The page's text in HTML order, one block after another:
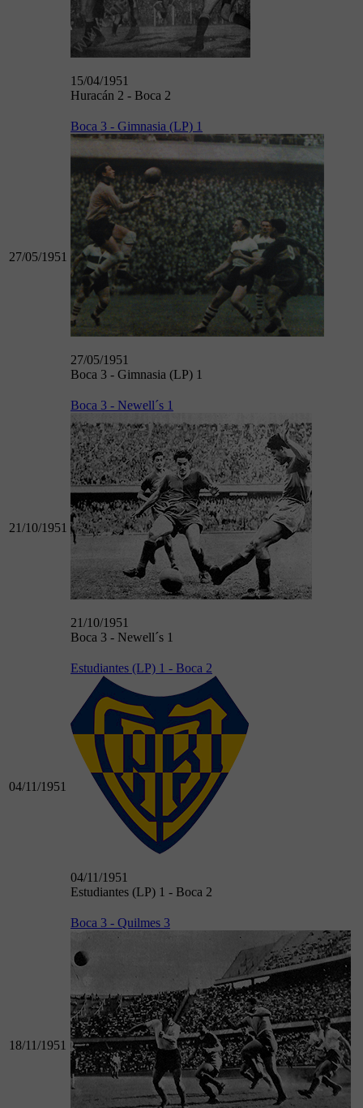
15/04/1951
Huracán 2 - Boca 2
27/05/1951
Boca 3 - Gimnasia (LP) 1
27/05/1951
Boca 3 - Gimnasia (LP) 1
21/10/1951
Boca 3 - Newell´s 1
21/10/1951
Boca 3 - Newell´s 1
04/11/1951
Estudiantes (LP) 1 - Boca 2
04/11/1951
Estudiantes (LP) 1 - Boca 2
18/11/1951
Boca 3 - Quilmes 3